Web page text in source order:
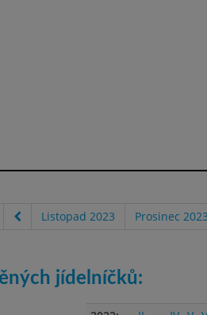
Listopad 2023 Prosinec
jídelníčků: